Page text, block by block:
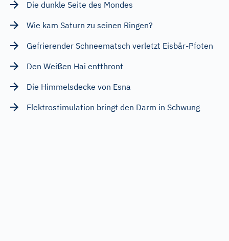
Die dunkle Seite des Mondes
Wie kam Saturn zu seinen Ringen?
Gefrierender Schneematsch verletzt Eisbär-Pfoten
Den Weißen Hai entthront
Die Himmelsdecke von Esna
Elektrostimulation bringt den Darm in Schwung